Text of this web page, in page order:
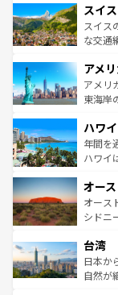
れる地
を参照
は、お酒
ドイツ
リアご
ティー
戦など
ンツ一
スイス
スイス
な交通
の建物
博物館
ことが
ば市内
着のス
アメ
アメリ
東海岸
のよう
ンメン
西部に
部のニ
文化が
しみな
ならではの
情報は
ハワイ
年間を
ハワイ
ワイ島
島だが
おすす
れるお
人々、
ク、伝
オー
オース
シドニ
リアリ
ク）、
ど、見
台湾
日本か
自然が